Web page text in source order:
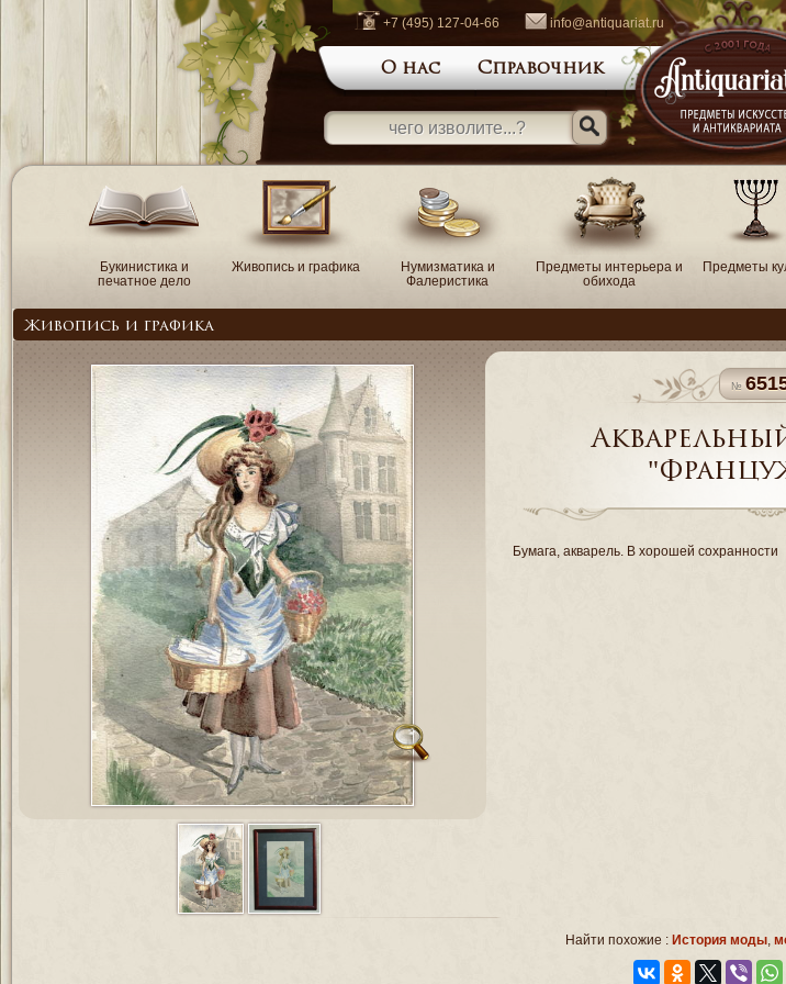
+7 (495) 127-04-66 info@antiquariat.ru
О нас Справочник
Букинистика и
печатное дело
Живопись и графика
Нумизматика и
Фалеристика
Предметы интерьера и
обихода
Предметы
Живопись и графика
Бумага, акварель. В хорошей сохранности
Найти похожие : История моды,